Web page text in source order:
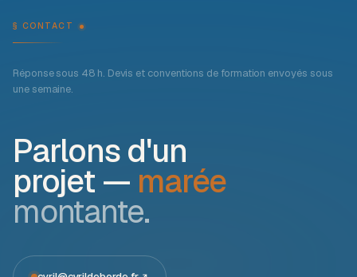
§ CONTACT
Réponse sous 48 h. Devis et conventions de formation envoyés sous
une semaine.
Parlons d'un
projet — marée
montante.